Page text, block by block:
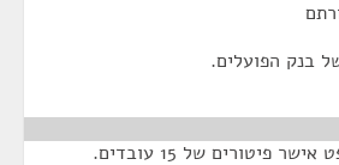
בנק הפועלים.
של 15 עובדים.